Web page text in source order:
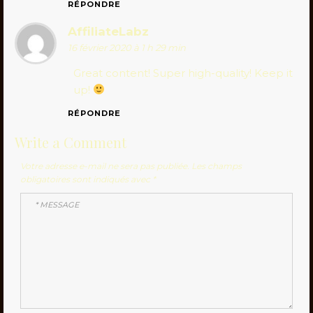
RÉPONDRE
AffiliateLabz
16 février 2020 à 1 h 29 min
Great content! Super high-quality! Keep it
up!
RÉPONDRE
Write a Comment
Votre adresse e-mail ne sera pas publiée. Les champs
obligatoires sont indiqués avec *